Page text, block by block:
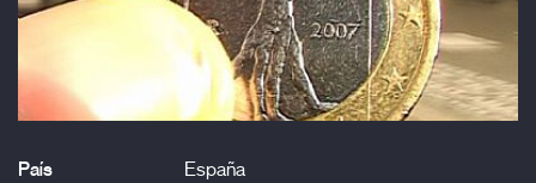
País
España